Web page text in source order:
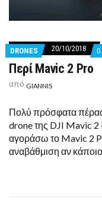
DRONES 20/10/2018 0
Περί Mavic 2 Pro
από GIANNIS
Πολύ πρόσφατα
drone της DJI Mavic 2
αγοράσω το Mavic 2
αναβάθμιση αν